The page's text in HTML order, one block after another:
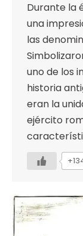
Durante la
una
las
uno de los
historia
eran la
ejército